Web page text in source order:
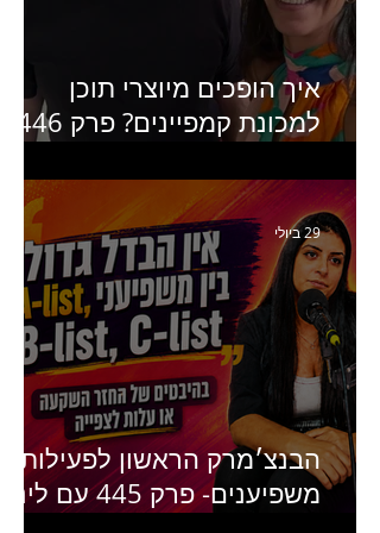
"מסע פרסום: פרקים בחיי
הפרסום הישראלי"
איך הופכים מיוצרי תוכן
למכונת קמפיינים? פרק 446
ומנהלת לשעבר של קהילת
היוצרים של טיקטוק
הבנצ׳מרק הראשון לפעילות
משפיענים- פרק 445 עם לינוי
29 ביולי